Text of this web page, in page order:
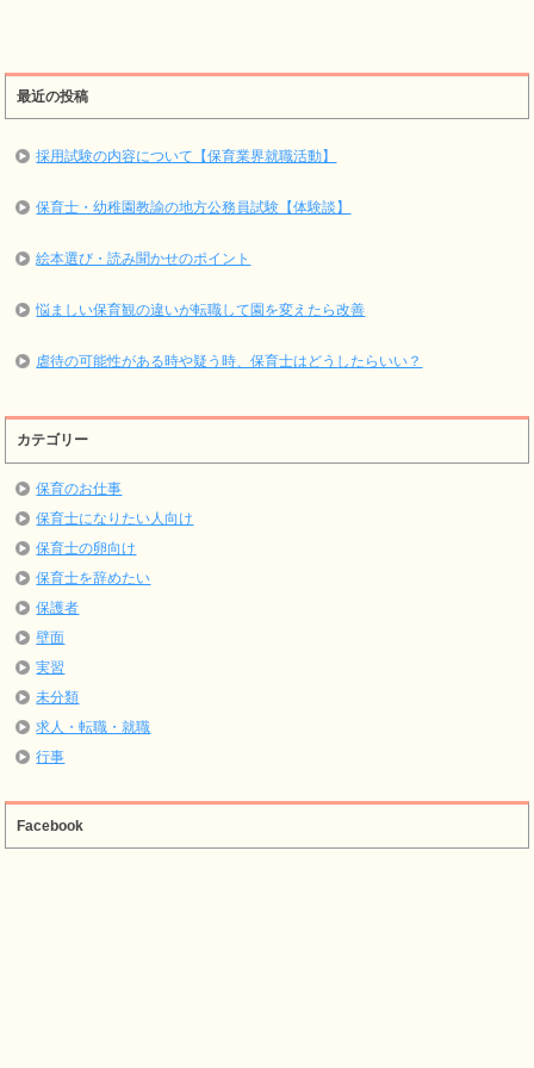
最近の投稿
採用試験の内容について【保育業界就職活動】
保育士・幼稚園教諭の地方公務員試験【体験談】
絵本選び・読み聞かせのポイント
悩ましい保育観の違いが転職して園を変えたら改善
虐待の可能性がある時や疑う時、保育士はどうしたらいい？
カテゴリー
保育のお仕事
保育士になりたい人向け
保育士の卵向け
保育士を辞めたい
保護者
壁面
実習
未分類
求人・転職・就職
行事
Facebook